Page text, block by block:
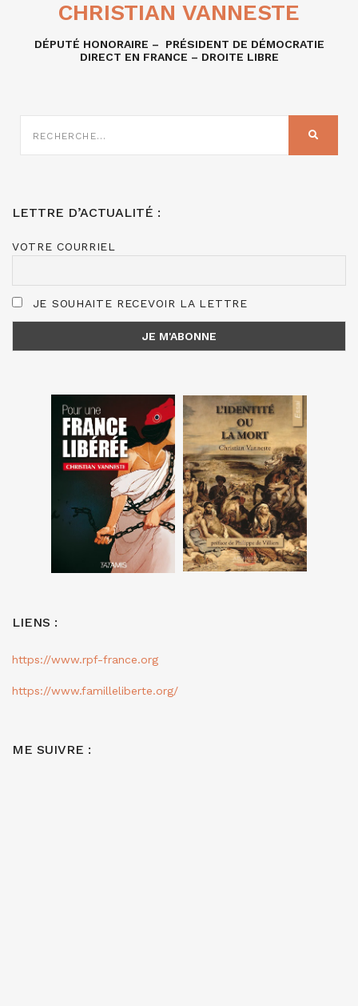
CHRISTIAN VANNESTE
DÉPUTÉ HONORAIRE – PRÉSIDENT DE DÉMOCRATIE
DIRECT EN FRANCE – DROITE LIBRE
RECHERCHE
SUR
LETTRE D’ACTUALITÉ :
VOTRE COURRIEL
JE SOUHAITE RECEVOIR LA LETTRE
LIENS :
https://www.rpf-france.org
https://www.familleliberte.org/
ME SUIVRE :